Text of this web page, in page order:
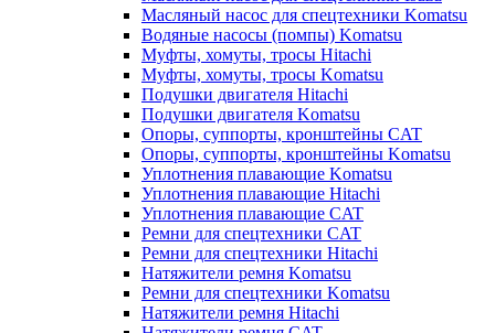
Масляный насос для спецтехники Komatsu
Водяные насосы (помпы) Komatsu
Муфты, хомуты, тросы Hitachi
Муфты, хомуты, тросы Komatsu
Подушки двигателя Hitachi
Подушки двигателя Komatsu
Опоры, суппорты, кронштейны CAT
Опоры, суппорты, кронштейны Komatsu
Уплотнения плавающие Komatsu
Уплотнения плавающие Hitachi
Уплотнения плавающие CAT
Ремни для спецтехники CAT
Ремни для спецтехники Hitachi
Натяжители ремня Komatsu
Ремни для спецтехники Komatsu
Натяжители ремня Hitachi